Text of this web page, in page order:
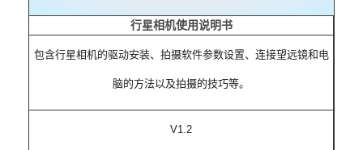
行星相机使用说明书
包含行星相机的驱动安装、拍摄软件参数设置、连接望远镜和电
脑的方法以及拍摄的技巧等。
V1.2